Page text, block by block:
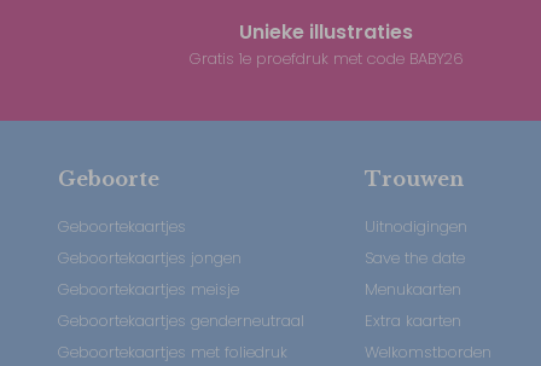
Unieke illustraties
Gratis 1e proefdruk met code BABY26
Geboorte
Geboortekaartjes
Geboortekaartjes jongen
Geboortekaartjes meisje
Geboortekaartjes genderneutraal
Geboortekaartjes met foliedruk
Trouwen
Uitnodigingen
Save the date
Menukaarten
Extra kaarten
Welkomstborden